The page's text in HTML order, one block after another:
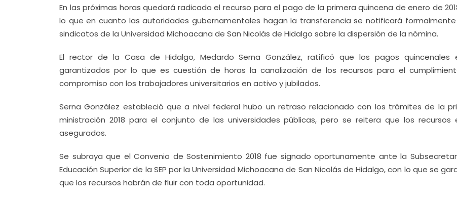
En las próximas horas quedará radicado el recurso para el pago de la primera quincena de enero de
lo que en cuanto las autoridades gubernamentales hagan la transferencia se notificará
sindicatos de la Universidad Michoacana de San Nicolás de Hidalgo sobre la dispersión de la nómina.
El rector de la Casa de Hidalgo, Medardo Serna González, ratificó que los pagos quincenales
garantizados por lo que es cuestión de horas la canalización de los recursos para el
compromiso con los trabajadores universitarios en activo y jubilados.
Serna González estableció que a nivel federal hubo un retraso relacionado con los trámites de la
ministración 2018 para el conjunto de las universidades públicas, pero se reitera que los recursos
asegurados.
Se subraya que el Convenio de Sostenimiento 2018 fue signado oportunamente ante la
Educación Superior de la SEP por la Universidad Michoacana de San Nicolás de Hidalgo, con lo que se
que los recursos habrán de fluir con toda oportunidad.